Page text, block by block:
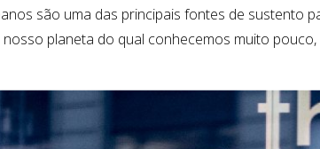
são uma das principais fontes de sustento
planeta do qual conhecemos muito